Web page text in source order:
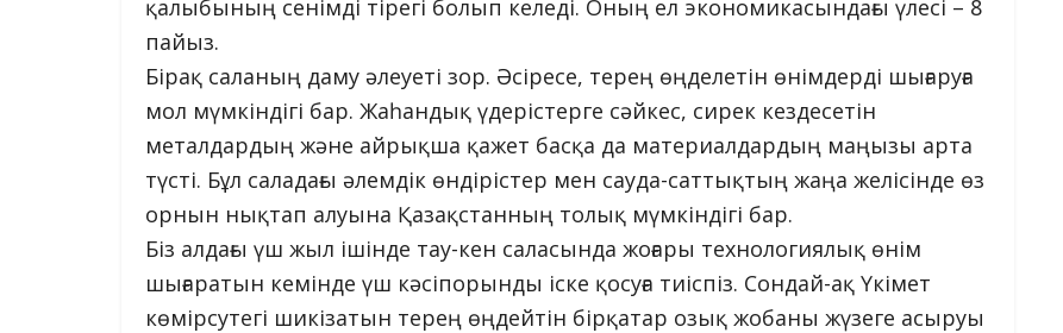
қалыбының сенімді тірегі болып келеді. Оның ел экономикасындағы үлесі – 8
пайыз.
Бірақ саланың даму әлеуеті зор. Әсіресе, терең өңделетін өнімдерді шығаруға
мол мүмкіндігі бар. Жаһандық үдерістерге сәйкес, сирек кездесетін
металдардың және айрықша қажет басқа да материалдардың маңызы арта
түсті. Бұл саладағы әлемдік өндірістер мен сауда-саттықтың жаңа желісінде өз
орнын нықтап алуына Қазақстанның толық мүмкіндігі бар.
Біз алдағы үш жыл ішінде тау-кен саласында жоғары технологиялық өнім
шығаратын кемінде үш кәсіпорынды іске қосуға тиіспіз. Сондай-ақ Үкімет
көмірсутегі шикізатын терең өңдейтін бірқатар озық жобаны жүзеге асыруы